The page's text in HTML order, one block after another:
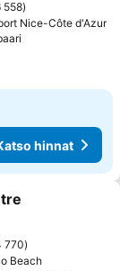
558
Nice-Côte d'Azur
hinnat
770
Beach